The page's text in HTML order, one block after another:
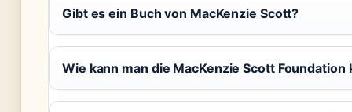
Gibt es ein Buch von MacKenzie Scott?
Wie kann man die MacKenzie Scott